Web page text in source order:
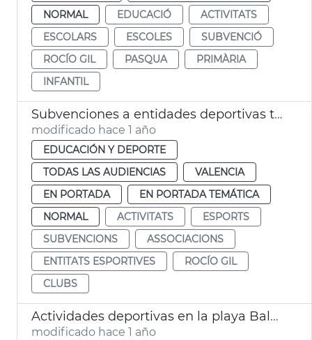
NORMAL
EDUCACIÓ
ACTIVITATS
ESCOLARS
ESCOLES
SUBVENCIÓ
ROCÍO GIL
PASQUA
PRIMÀRIA
INFANTIL
Subvenciones a entidades deportivas temporada 2024-2025 València
modificado hace 1 año
EDUCACIÓN Y DEPORTE
TODAS LAS AUDIENCIAS
VALENCIA
EN PORTADA
EN PORTADA TEMÁTICA
NORMAL
ACTIVITATS
ESPORTS
SUBVENCIONS
ASSOCIACIONS
ENTITATS ESPORTIVES
ROCÍO GIL
CLUBS
Actividades deportivas en la playa Balance
modificado hace 1 año